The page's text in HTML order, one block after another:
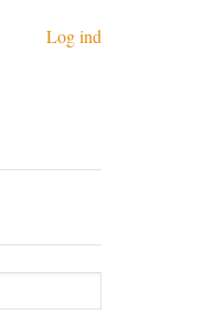
Log ind